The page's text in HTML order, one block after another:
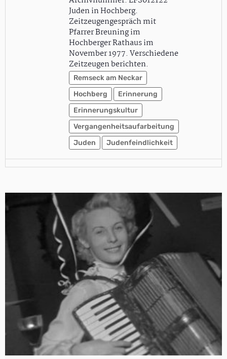
Juden in Hochberg.
Zeitzeugengespräch mit
Pfarrer Breuning im
Hochberger Rathaus im
November 1977. Verschiedene
Zeitzeugen berichten.
Remseck am Neckar
Hochberg
Erinnerung
Erinnerungskultur
Vergangenheitsaufarbeitung
Juden
Judenfeindlichkeit